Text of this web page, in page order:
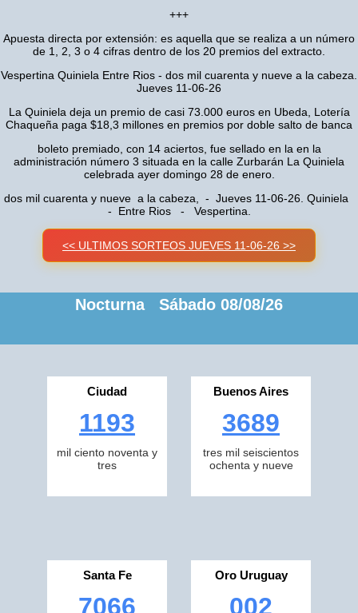
+++
Apuesta directa por extensión: es aquella que se realiza a un número
de 1, 2, 3 o 4 cifras dentro de los 20 premios del extracto.
Vespertina Quiniela Entre Rios - dos mil cuarenta y nueve a la cabeza.
Jueves 11-06-26
La Quiniela deja un premio de casi 73.000 euros en Ubeda, Lotería
Chaqueña paga $18,3 millones en premios por doble salto de banca
boleto premiado, con 14 aciertos, fue sellado en la en la
administración número 3 situada en la calle Zurbarán La Quiniela
celebrada ayer domingo 28 de enero.
dos mil cuarenta y nueve a la cabeza, - Jueves 11-06-26. Quiniela
- Entre Rios - Vespertina.
<< ULTIMOS SORTEOS JUEVES 11-06-26 >>
Nocturna Sábado 08/08/26
Ciudad
1193
mil ciento noventa y
tres
Buenos Aires
3689
tres mil seiscientos
ochenta y nueve
Santa Fe
7066
Oro Uruguay
002